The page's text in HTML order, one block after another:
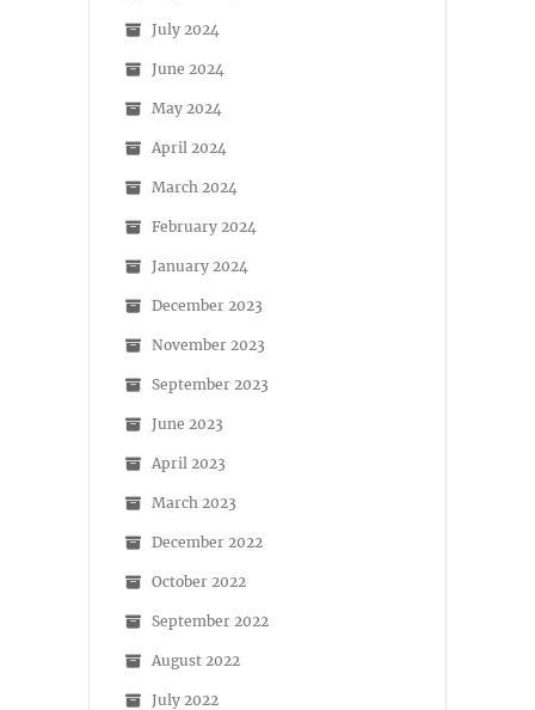
July 2024
June 2024
May 2024
April 2024
March 2024
February 2024
January 2024
December 2023
November 2023
September 2023
June 2023
April 2023
March 2023
December 2022
October 2022
September 2022
August 2022
July 2022